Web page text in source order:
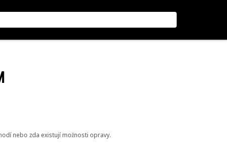
nebo zda existují možnosti opravy.